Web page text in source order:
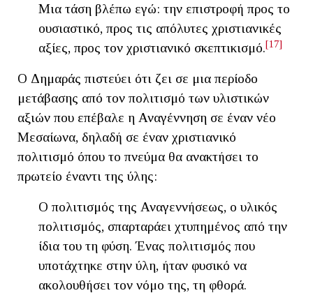
Μια τάση βλέπω εγώ: την επιστροφή προς το
ουσιαστικό, προς τις απόλυτες χριστιανικές
αξίες, προς τον χριστιανικό σκεπτικισμό.[17]
Ο Δημαράς πιστεύει ότι ζει σε μια περίοδο
μετάβασης από τον πολιτισμό των υλιστικών
αξιών που επέβαλε η Αναγέννηση σε έναν νέο
Μεσαίωνα, δηλαδή σε έναν χριστιανικό
πολιτισμό όπου το πνεύμα θα ανακτήσει το
πρωτείο έναντι της ύλης:
Ο πολιτισμός της Αναγεννήσεως, ο υλικός
πολιτισμός, σπαρταράει χτυπημένος από την
ίδια του τη φύση. Ένας πολιτισμός που
υποτάχτηκε στην ύλη, ήταν φυσικό να
ακολουθήσει τον νόμο της, τη φθορά.